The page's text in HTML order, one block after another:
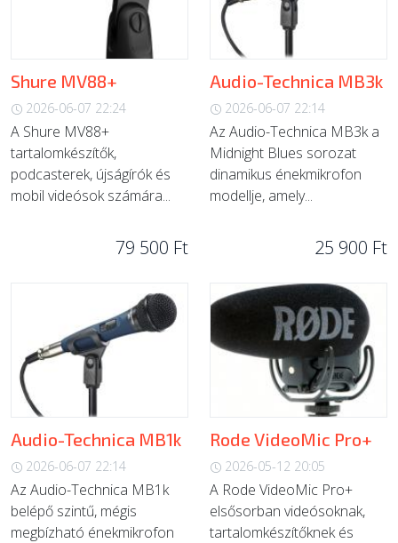
Shure MV88+
2026-06-07 22:24
A Shure MV88+
tartalomkészítők,
podcasterek, újságírók és
mobil videósok számára...
79 500 Ft
Audio-Technica MB3k
2026-06-07 22:14
Az Audio-Technica MB3k a
Midnight Blues sorozat
dinamikus énekmikrofon
modellje, amely...
25 900 Ft
Audio-Technica MB1k
2026-06-07 22:14
Az Audio-Technica MB1k
belépő szintű, mégis
megbízható énekmikrofon
Rode VideoMic Pro+
2026-05-12 20:05
A Rode VideoMic Pro+
elsősorban videósoknak,
tartalomkészítőknek és